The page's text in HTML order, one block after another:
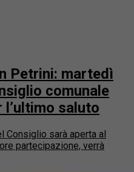
Petrini: martedì
comunale
saluto
Consiglio sarà aperta al
partecipazione, verrà